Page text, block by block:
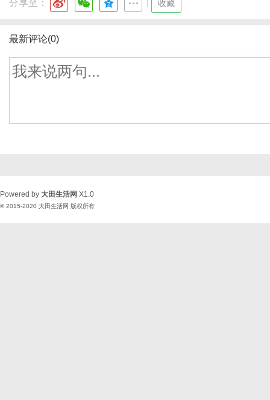
分享至： 收藏
最新评论(0)
Powered by 大田生活网 X1.0
© 2015-2020 大田生活网 版权所有